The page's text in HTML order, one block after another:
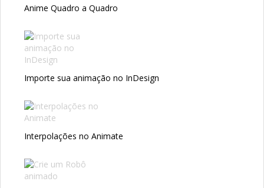
Anime Quadro a Quadro
Importe sua animação no InDesign
Interpolações no Animate